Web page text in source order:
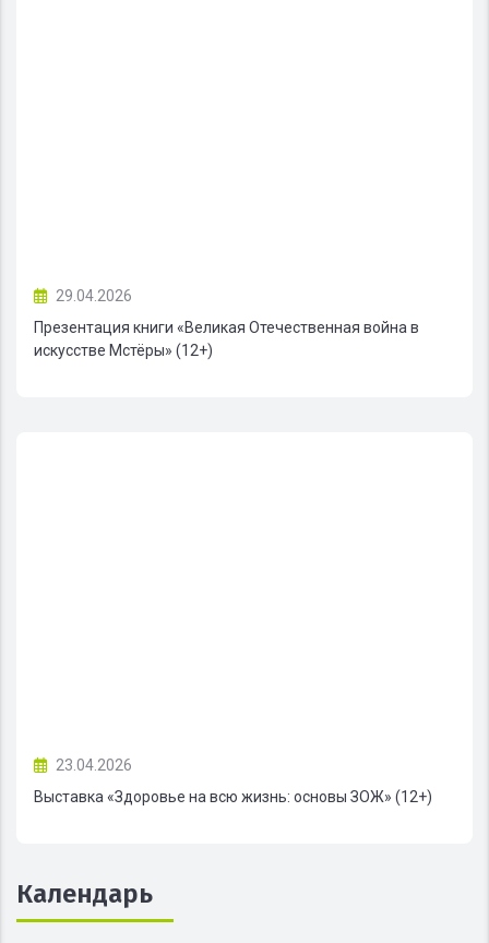
29.04.2026
Презентация книги «Великая Отечественная война в
искусстве Мстёры» (12+)
23.04.2026
Выставка «Здоровье на всю жизнь: основы ЗОЖ» (12+)
Календарь